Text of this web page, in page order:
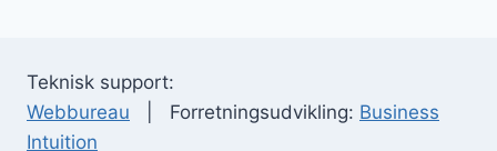
Teknisk support:
Webbureau | Forretningsudvikling: Business
Intuition